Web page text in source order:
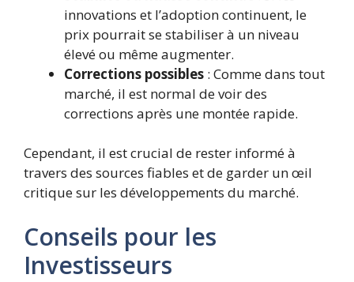
innovations et l’adoption continuent, le
prix pourrait se stabiliser à un niveau
élevé ou même augmenter.
Corrections possibles : Comme dans tout
marché, il est normal de voir des
corrections après une montée rapide.
Cependant, il est crucial de rester informé à
travers des sources fiables et de garder un œil
critique sur les développements du marché.
Conseils pour les
Investisseurs